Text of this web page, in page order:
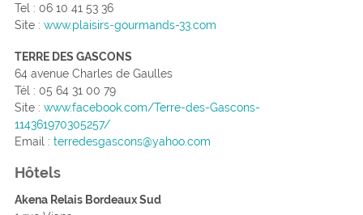
Tel : 06 10 41 53 36
Site : www.plaisirs-gourmands-33.com
TERRE DES GASCONS
64 avenue Charles de Gaulles
Tél : 05 64 31 00 79
Site : www.facebook.com/Terre-des-Gascons-
114361970305257/
Email : terredesgascons@yahoo.com
Hôtels
Akena Relais Bordeaux Sud